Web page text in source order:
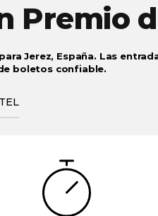
Premio
Jerez, España. Las
boletos confiable.